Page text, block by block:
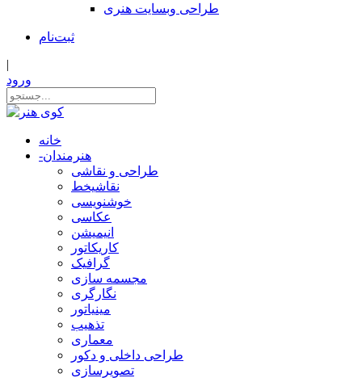
طراحی وبسایت هنری
ثبت‌نام
|
ورود
خانه
-هنرمندان
طراحی و نقاشی
نقاشیخط
خوشنویسی
عکاسی
انیمیشن
کاریکاتور
گرافیک
مجسمه سازی
نگارگری
مینیاتور
تذهیب
معماری
طراحی داخلی و دکور
تصویرسازی